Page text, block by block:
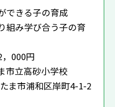
できる子の育成
組み学び合う子の育
000円
市立高砂小学校
市浦和区岸町4-1-2